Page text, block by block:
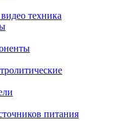
техника
питания